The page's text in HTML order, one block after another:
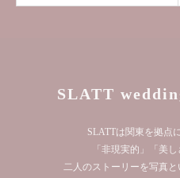
SLATT
SLATTは関東を拠点
「非現実的」「美
二人のストーリーを写真と